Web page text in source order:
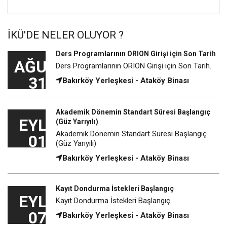
İKÜ'DE NELER OLUYOR ?
AĞU
31
Ders Programlarının ORION Girişi için Son Tarih
Ders Programlarının ORION Girişi için Son Tarih.
Bakırköy Yerleşkesi - Ataköy Binası
EYL
01
Akademik Dönemin Standart Süresi Başlangıç
(Güz Yarıyılı)
Akademik Dönemin Standart Süresi Başlangıç
(Güz Yarıyılı)
Bakırköy Yerleşkesi - Ataköy Binası
EYL
07
Kayıt Dondurma İstekleri Başlangıç
Kayıt Dondurma İstekleri Başlangıç
Bakırköy Yerleşkesi - Ataköy Binası